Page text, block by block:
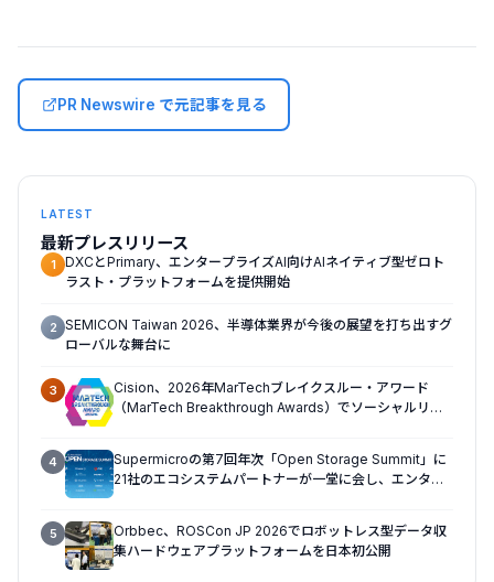
PR Newswire で元記事を見る
LATEST
最新プレスリリース
1
DXCとPrimary、エンタープライズAI向けAIネイティブ型ゼロト
ラスト・プラットフォームを提供開始
2 SEMICON Taiwan 2026、半導体業界が今後の展望を打ち出すグ
ローバルな舞台に
3
Cision、2026年MarTechブレイクスルー・アワード
（MarTech Breakthrough Awards）でソーシャルリス
4
Supermicroの第7回年次「Open Storage Summit」に
21社のエコシステムパートナーが一堂に会し、エンター
5
Orbbec、ROSCon JP 2026でロボットレス型データ収
集ハードウェアプラットフォームを日本初公開